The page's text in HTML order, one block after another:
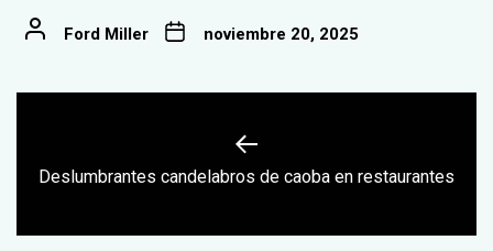
Ford Miller noviembre 20, 2025
Previous
Deslumbrantes candelabros de caoba en restaurantes